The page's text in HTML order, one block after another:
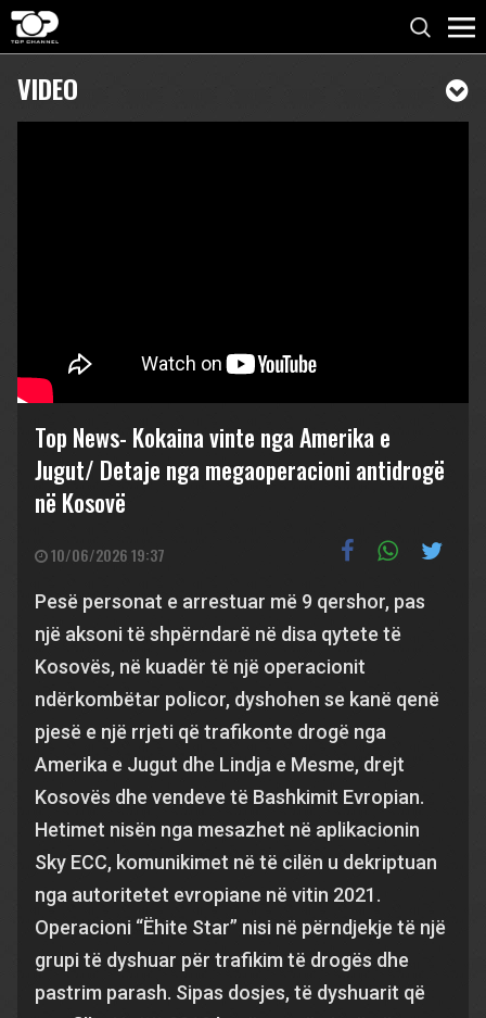
VIDEO
Top News- Kokaina vinte nga Amerika e
Jugut/ Detaje nga megaoperacioni antidrogë
në Kosovë
10/06/2026 19:37
Pesë personat e arrestuar më 9 qershor, pas
një aksoni të shpërndarë në disa qytete të
Kosovës, në kuadër të një operacionit
ndërkombëtar policor, dyshohen se kanë qenë
pjesë e një rrjeti që trafikonte drogë nga
Amerika e Jugut dhe Lindja e Mesme, drejt
Kosovës dhe vendeve të Bashkimit Evropian.
Hetimet nisën nga mesazhet në aplikacionin
Sky ECC, komunikimet në të cilën u dekriptuan
nga autoritetet evropiane në vitin 2021.
Operacioni “Ëhite Star” nisi në përndjekje të një
grupi të dyshuar për trafikim të drogës dhe
pastrim parash. Sipas dosjes, të dyshuarit që